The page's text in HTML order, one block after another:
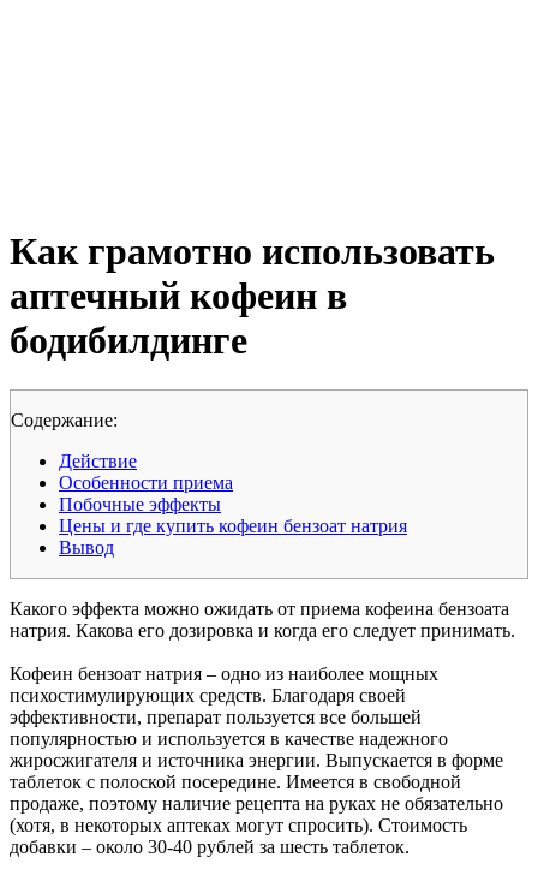
Как грамотно использовать
аптечный кофеин в
бодибилдинге
Cодержание:
Действие
Особенности приема
Побочные эффекты
Цены и где купить кофеин бензоат натрия
Вывод
Какого эффекта можно ожидать от приема кофеина бензоата
натрия. Какова его дозировка и когда его следует принимать.
Кофеин бензоат натрия – одно из наиболее мощных
психостимулирующих средств. Благодаря своей
эффективности, препарат пользуется все большей
популярностью и используется в качестве надежного
жиросжигателя и источника энергии. Выпускается в форме
таблеток с полоской посередине. Имеется в свободной
продаже, поэтому наличие рецепта на руках не обязательно
(хотя, в некоторых аптеках могут спросить). Стоимость
добавки – около 30-40 рублей за шесть таблеток.